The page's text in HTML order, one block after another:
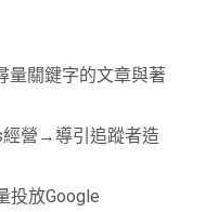
量關鍵字的文章與著
經營→導引追蹤者造
投放Google